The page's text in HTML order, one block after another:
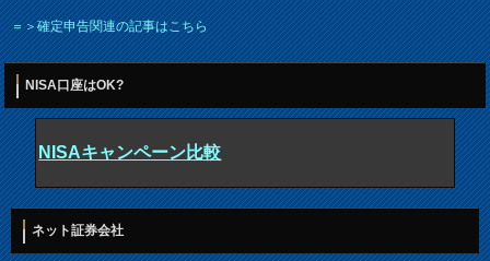
＝＞確定申告関連の記事はこちら
NISA口座はOK?
NISAキャンペーン比較
ネット証券会社